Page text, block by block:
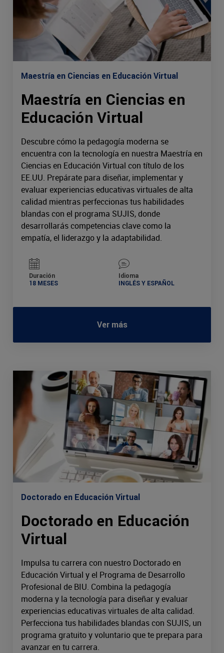
Maestría en Ciencias en Educación Virtual
Maestría en Ciencias en
Educación Virtual
Descubre cómo la pedagogía moderna se
encuentra con la tecnología en nuestra Maestría en
Ciencias en Educación Virtual con título de los
EE.UU. Prepárate para diseñar, implementar y
evaluar experiencias educativas virtuales de alta
calidad mientras perfeccionas tus habilidades
blandas con el programa SUJIS, donde
desarrollarás competencias clave como la
empatía, el liderazgo y la adaptabilidad.
Duración
18 MESES
Idioma
INGLÉS Y ESPAÑOL
Ver más
Doctorado en Educación Virtual
Doctorado en Educación
Virtual
Impulsa tu carrera con nuestro Doctorado en
Educación Virtual y el Programa de Desarrollo
Profesional de BIU. Combina la pedagogía
moderna y la tecnología para diseñar y evaluar
experiencias educativas virtuales de alta calidad.
Perfecciona tus habilidades blandas con SUJIS, un
programa gratuito y voluntario que te prepara para
avanzar en tu carrera.